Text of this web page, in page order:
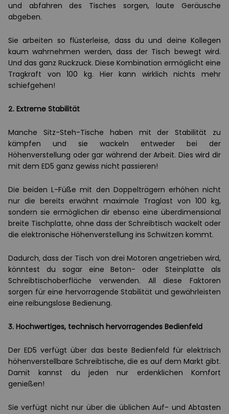
und abfahren des Tisches sorgen, laute Geräusche
abgeben.
Sie arbeiten so flüsterleise, dass du und deine Kollegen
kaum wahrnehmen werden, dass der Tisch bewegt wird.
Und das ganz Ruckzuck. Diese Kombination ermöglicht eine
Tragkraft von 100 kg. Hier kann wirklich nichts mehr
schiefgehen!
2. Extreme Stabilität
Manche Sitz-Steh-Tische haben mit der Stabilität zu
kämpfen und sie wackeln entweder bei der
Höhenverstellung oder gar während der Arbeit. Dies wird dir
mit dem ED5 ganz gewiss nicht passieren!
Die beiden L-Füße mit den Doppelträgern erhöhen nicht
nur die bereits erwähnt maximale Traglast von 100 kg,
sondern sie ermöglichen dir ebenso eine überdimensional
breite Tischplatte, ohne dass der Schreibtisch wackelt oder
die elektronische Höhenverstellung ins Schwitzen kommt.
Dadurch, dass der Tisch von drei Motoren angetrieben wird,
könntest du sogar eine Beton- oder Steinplatte als
Schreibtischoberfläche verwenden. All diese Faktoren
sorgen für eine hervorragende Stabilität und gewährleisten
eine reibungslose Bedienung.
3. Hochwertiges, technisch hervorragendes Bedienfeld
Der ED5 verfügt über das beste Bedienfeld für elektrisch
höhenverstellbare Schreibtische, die es auf dem Markt gibt.
Damit kannst du jeden nur erdenklichen Komfort
genießen!
Sie verfügt nicht nur über die üblichen Auf- und Abtasten